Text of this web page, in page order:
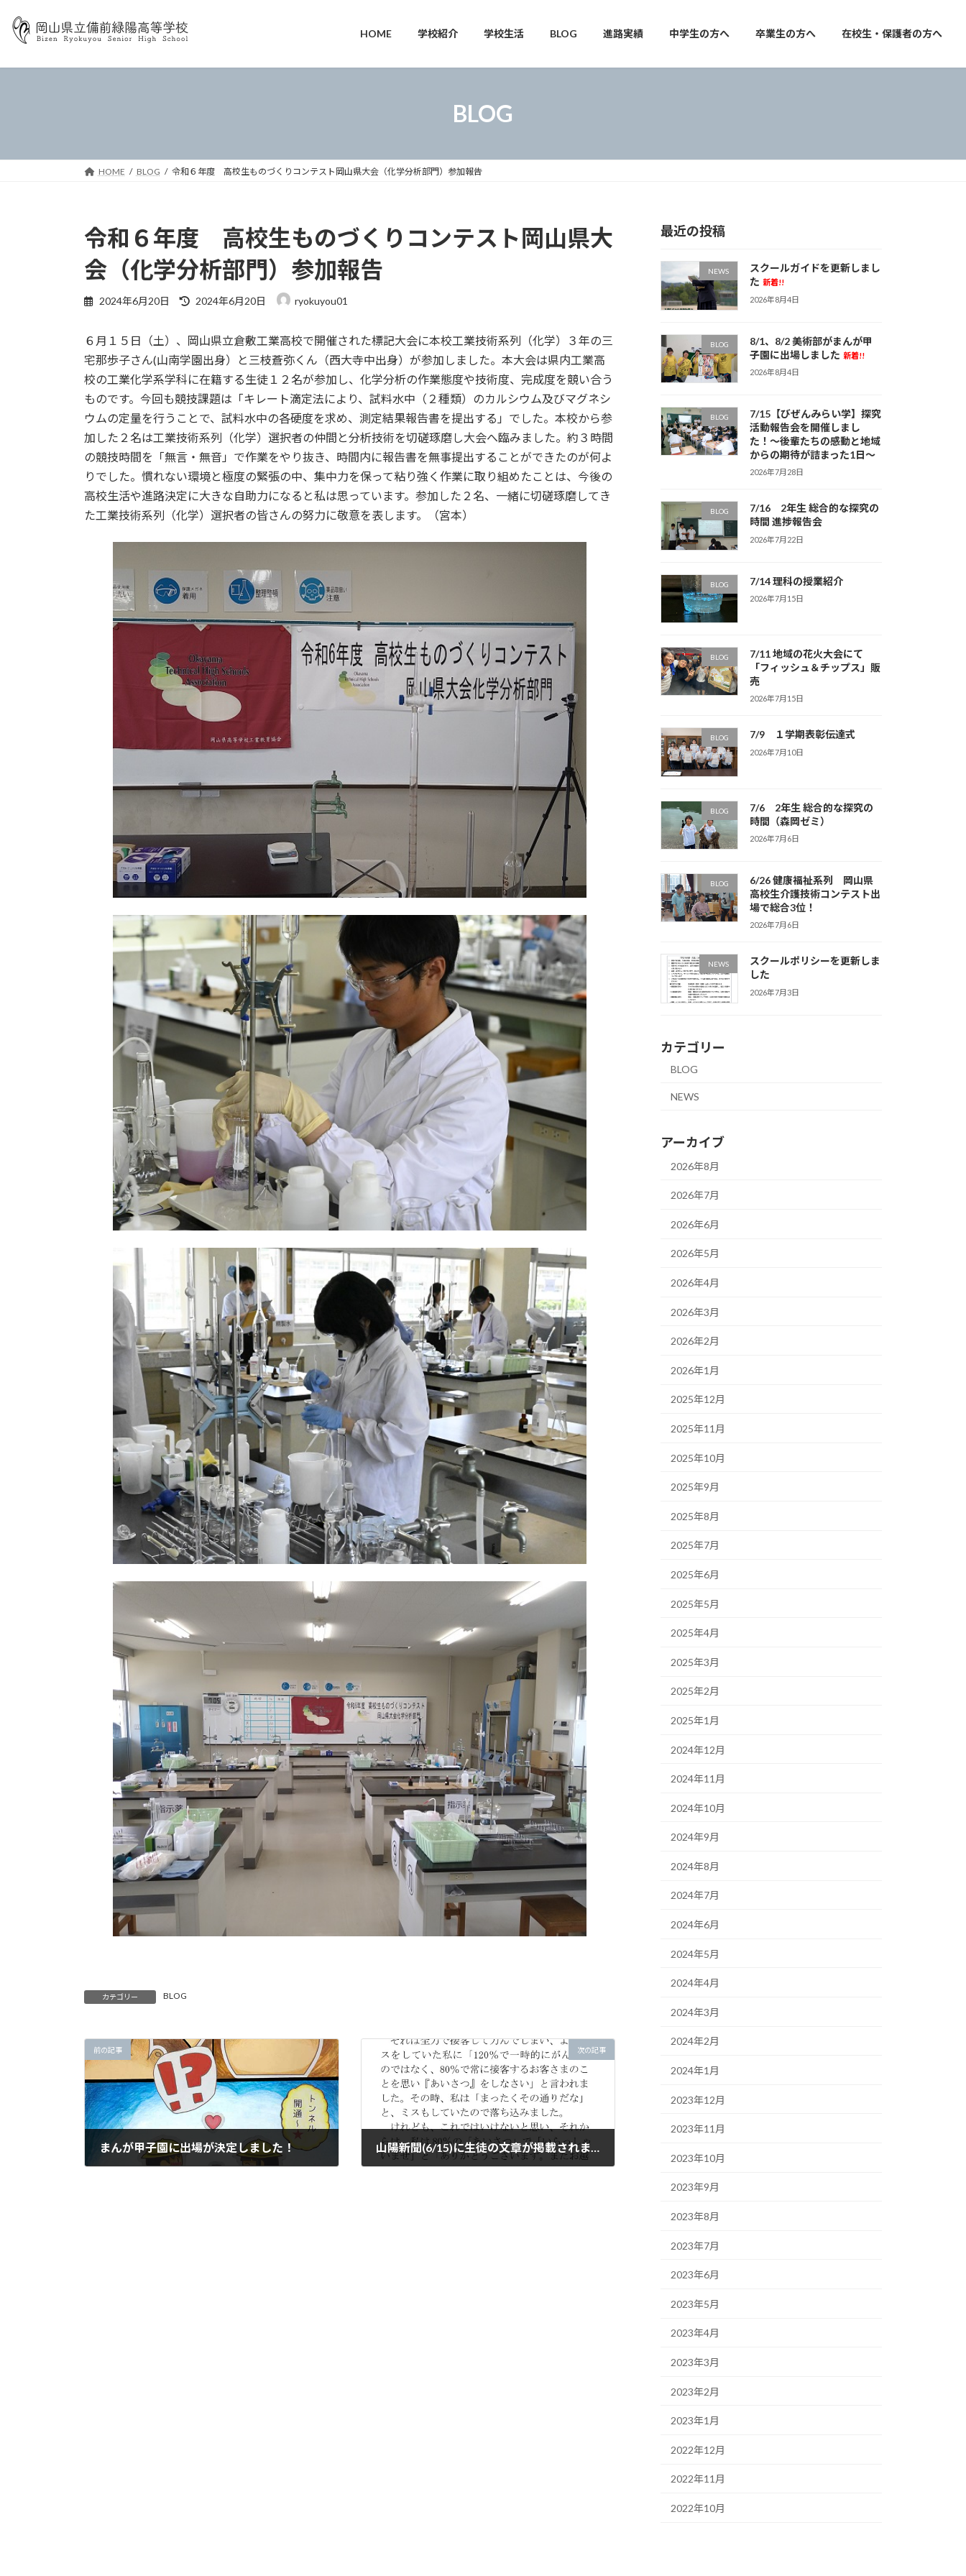
プ
動
HOME 学校紹介 学校生活 BLOG 進路実績 中学生の方へ 卒業生の方へ 在校生・保護者の方へ
BLOG
HOME BLOG 令和６年度 高校生ものづくりコンテスト岡山県大会（化学分析部門）参加報告
令和６年度 高校生ものづくりコンテスト岡山県大
会（化学分析部門）参加報告
2024年6月20日
最
新
日
:
2024年6月20日 ryokuyou01
６月１５日（土）、岡山県立倉敷工業高校で開催された標記大会に本校工業技術系列（化学）３年の三
宅那歩子さん(山南学園出身）と三枝蒼弥くん（西大寺中出身）が参加しました。本大会は県内工業高
校の工業化学系学科に在籍する生徒１２名が参加し、化学分析の作業態度や技術度、完成度を競い合う
ものです。今回も競技課題は「キレート滴定法により、試料水中（２種類）のカルシウム及びマグネシ
ウムの定量を行うことで、試料水中の各硬度を求め、測定結果報告書を提出する」でした。本校から参
加した２名は工業技術系列（化学）選択者の仲間と分析技術を切磋琢磨し大会へ臨みました。約３時間
の競技時間を「無言・無音」で作業をやり抜き、時間内に報告書を無事提出することができたのが何よ
りでした。慣れない環境と極度の緊張の中、集中力を保って粘り強く作業に取り組めたことは、今後の
高校生活や進路決定に大きな自助力になると私は思っています。参加した２名、一緒に切磋琢磨してき
た工業技術系列（化学）選択者の皆さんの努力に敬意を表します。（宮本）
カテゴリー BLOG
前の記事
まんが甲子園に出場が決定しました！
次の記事
山陽新聞(6/15)に生徒の文章が掲載されました。
最近の投稿
NEWS
スクールガイドを更新しまし
た 新着!!
2026年8月4日
BLOG
8/1、8/2 美術部がまんが甲
子園に出場しました 新着!!
2026年8月4日
BLOG
7/15【びぜんみらい学】探究
活動報告会を開催しまし
た！〜後輩たちの感動と地域
からの期待が詰まった1日〜
2026年7月28日
BLOG
7/16 2年生 総合的な探究の
時間 進捗報告会
2026年7月22日
BLOG 7/14 理科の授業紹介
2026年7月15日
BLOG
7/11 地域の花火大会にて
「フィッシュ＆チップス」販
売
2026年7月15日
BLOG 7/9 １学期表彰伝達式
2026年7月10日
BLOG
7/6 2年生 総合的な探究の
時間（森岡ゼミ）
2026年7月6日
BLOG
6/26 健康福祉系列 岡山県
高校生介護技術コンテスト出
場で総合3位！
2026年7月6日
NEWS
スクールポリシーを更新しま
した
2026年7月3日
カテゴリー
BLOG
NEWS
アーカイブ
2026年8月
2026年7月
2026年6月
2026年5月
2026年4月
2026年3月
2026年2月
2026年1月
2025年12月
2025年11月
2025年10月
2025年9月
2025年8月
2025年7月
2025年6月
2025年5月
2025年4月
2025年3月
2025年2月
2025年1月
2024年12月
2024年11月
2024年10月
2024年9月
2024年8月
2024年7月
2024年6月
2024年5月
2024年4月
2024年3月
2024年2月
2024年1月
2023年12月
2023年11月
2023年10月
2023年9月
2023年8月
2023年7月
2023年6月
2023年5月
2023年4月
2023年3月
2023年2月
2023年1月
2022年12月
2022年11月
2022年10月